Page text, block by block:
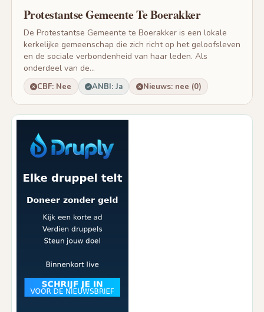
Protestantse Gemeente Te Boerakker
De Protestantse Gemeente te Boerakker is een lokale
kerkelijke gemeenschap die zich richt op het geloofsleven
en de sociale verbondenheid van haar leden. Als
onderdeel van de...
CBF: Nee ANBI: Ja Nieuws: nee (0)